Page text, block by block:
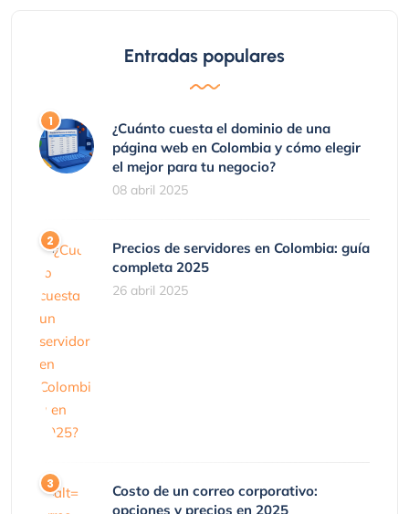
Entradas populares
¿Cuánto cuesta el dominio de una
página web en Colombia y cómo elegir
el mejor para tu negocio?
08 abril 2025
Precios de servidores en Colombia: guía
completa 2025
26 abril 2025
Costo de un correo corporativo:
opciones y precios en 2025